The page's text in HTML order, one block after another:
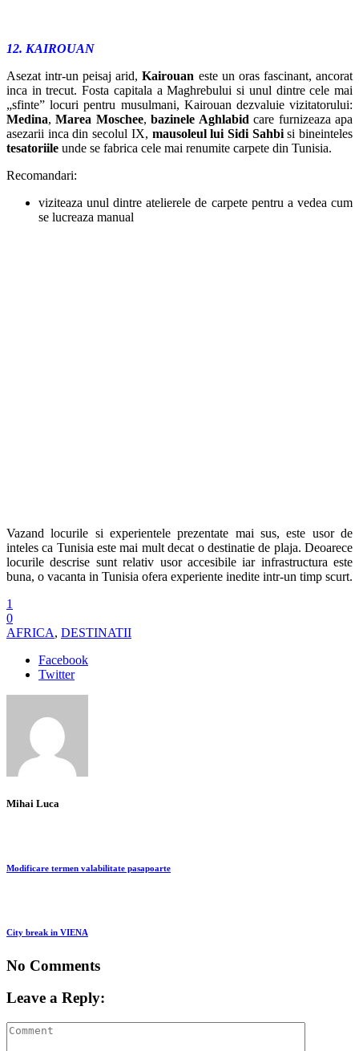
12. KAIROUAN
Asezat intr-un peisaj arid,Kairouan este un oras fascinant, ancorat
inca in trecut. Fosta capitala a Maghrebului si unul dintre cele mai
„sfinte” locuri pentru musulmani, Kairouan dezvaluie vizitatorului:
Medina,Marea Moschee,bazinele Aghlabid care furnizeaza apa
asezarii inca din secolul IX, mausoleul lui Sidi Sahbisi bineinteles
tesatoriile unde se fabrica cele mai renumite carpete din Tunisia.
Recomandari:
viziteaza unul dintre atelierele de carpete pentru a vedea cum
se lucreaza manual
Vazand locurile si experientele prezentate mai sus, este usor de
inteles ca Tunisia este mai mult decat o destinatie de plaja. Deoarece
locurile descrise sunt relativ usor accesibile iar infrastructura este
buna, o vacanta in Tunisia ofera experiente inedite intr-un timp scurt.
1
0
AFRICA, DESTINATII
Facebook
Twitter
Mihai Luca
Modificare termen valabilitate pasapoarte
City break in VIENA
No Comments
Leave a Reply: